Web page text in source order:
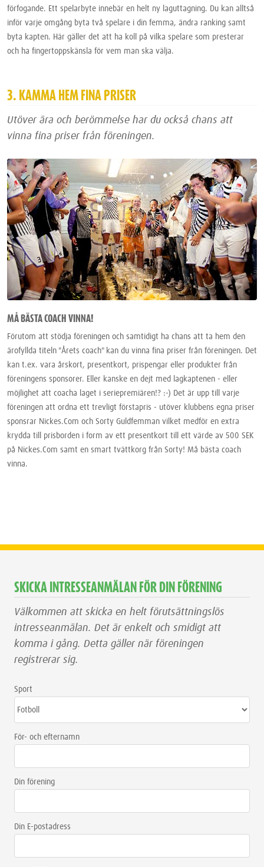
förfogande. Ett spelarbyte innebär en helt ny laguttagning. Du kan alltså
inför varje omgång byta två spelare i din femma, ändra ranking samt
byta kapten. Här gäller det att ha koll på vilka spelare som presterar
och ha fingertoppskänsla för vem man ska välja.
3. KAMMA HEM FINA PRISER
Utöver ära och berömmelse har du också chans att
vinna fina priser från föreningen.
MÅ BÄSTA COACH VINNA!
Förutom att stödja föreningen och samtidigt ha chans att ta hem den
ärofyllda titeln "Årets coach" kan du vinna fina priser från föreningen. Det
kan t.ex. vara årskort, presentkort, prispengar eller produkter från
föreningens sponsorer. Eller kanske en dejt med lagkaptenen - eller
möjlighet att coacha laget i seriepremiären!? :-) Det är upp till varje
föreningen att ordna ett trevligt förstapris - utöver klubbens egna priser
sponsrar Nickes.Com och Sorty Guldfemman vilket medför en extra
krydda till prisborden i form av ett presentkort till ett värde av 500 SEK
på Nickes.Com samt en smart tvättkorg från Sorty! Må bästa coach
vinna.
SKICKA INTRESSEANMÄLAN FÖR DIN FÖRENING
Välkommen att skicka en helt förutsättningslös
intresseanmälan. Det är enkelt och smidigt att
komma i gång. Detta gäller när föreningen
registrerar sig.
Sport
För- och efternamn
Din förening
Din E-postadress